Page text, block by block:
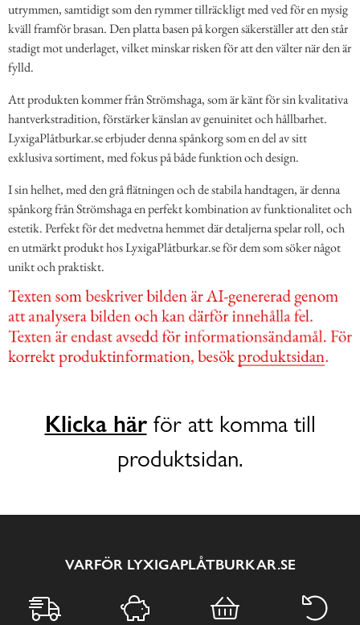
utrymmen, samtidigt som den rymmer tillräckligt med ved för en mysig
kväll framför brasan. Den platta basen på korgen säkerställer att den står
stadigt mot underlaget, vilket minskar risken för att den välter när den är
fylld.
Att produkten kommer från Strömshaga, som är känt för sin kvalitativa
hantverkstradition, förstärker känslan av genuinitet och hållbarhet.
LyxigaPlåtburkar.se erbjuder denna spånkorg som en del av sitt
exklusiva sortiment, med fokus på både funktion och design.
I sin helhet, med den grå flätningen och de stabila handtagen, är denna
spånkorg från Strömshaga en perfekt kombination av funktionalitet och
estetik. Perfekt för det medvetna hemmet där detaljerna spelar roll, och
en utmärkt produkt hos LyxigaPlåtburkar.se för dem som söker något
unikt och praktiskt.
Klicka härför att komma till
produktsidan.
VARFÖR LYXIGAPLÅTBURKAR.SE